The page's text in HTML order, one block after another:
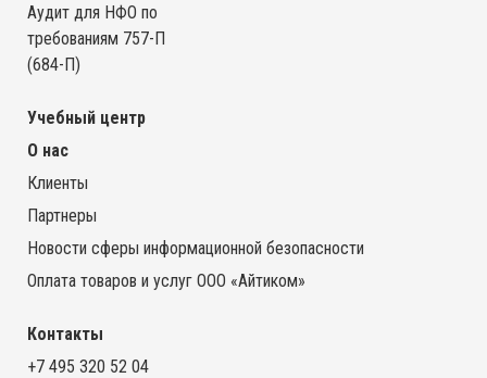
Аудит для НФО по
требованиям 757-П
(684-П)
Учебный центр
О нас
Клиенты
Партнеры
Новости сферы информационной безопасности
Оплата товаров и услуг ООО «Айтиком»
Контакты
+7 495 320 52 04